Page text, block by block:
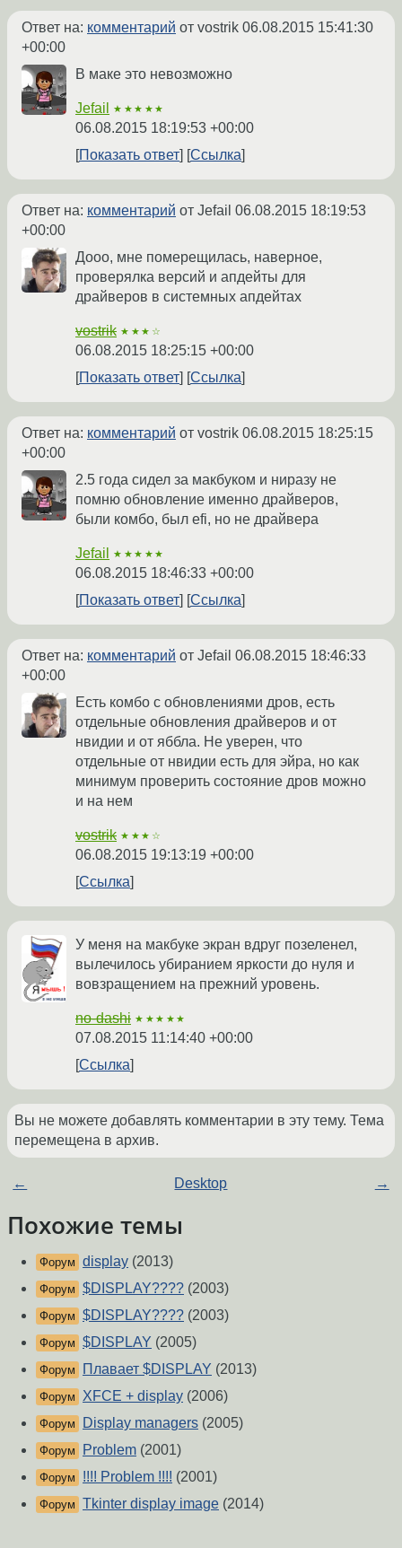
Ответ на: комментарий от vostrik 06.08.2015 15:41:30
+00:00
В маке это невозможно
Jefail ★★★★★
06.08.2015 18:19:53 +00:00
Показать ответ
Ссылка
Ответ на: комментарий от Jefail 06.08.2015 18:19:53
+00:00
Дооо, мне померещилась, наверное,
проверялка версий и апдейты для
драйверов в системных апдейтах
vostrik ★★★☆
06.08.2015 18:25:15 +00:00
Показать ответ
Ссылка
Ответ на: комментарий от vostrik 06.08.2015 18:25:15
+00:00
2.5 года сидел за макбуком и ниразу не
помню обновление именно драйверов,
были комбо, был efi, но не драйвера
Jefail ★★★★★
06.08.2015 18:46:33 +00:00
Показать ответ
Ссылка
Ответ на: комментарий от Jefail 06.08.2015 18:46:33
+00:00
Есть комбо с обновлениями дров, есть
отдельные обновления драйверов и от
нвидии и от яббла. Не уверен, что
отдельные от нвидии есть для эйра, но как
минимум проверить состояние дров можно
и на нем
vostrik ★★★☆
06.08.2015 19:13:19 +00:00
Ссылка
У меня на макбуке экран вдруг позеленел,
вылечилось убиранием яркости до нуля и
вовзращением на прежний уровень.
no-dashi ★★★★★
07.08.2015 11:14:40 +00:00
Ссылка
Вы не можете добавлять комментарии в эту тему. Тема
перемещена в архив.
← Desktop →
Похожие темы
Форум display (2013)
Форум $DISPLAY???? (2003)
Форум $DISPLAY???? (2003)
Форум $DISPLAY (2005)
Форум Плавает $DISPLAY (2013)
Форум XFCE + display (2006)
Форум Display managers (2005)
Форум Problem (2001)
Форум !!!! Problem !!!! (2001)
Форум Tkinter display image (2014)